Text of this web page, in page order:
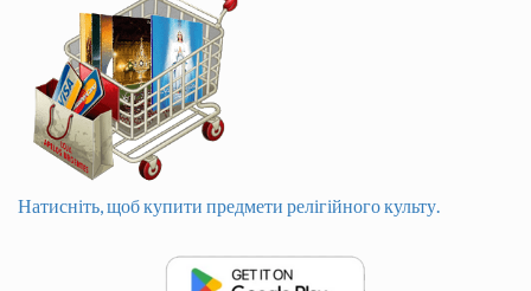
Натисніть, щоб купити предмети релігійного культу.